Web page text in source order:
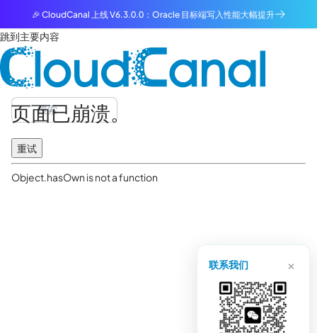
🎉 CloudCanal 上线 V6.3.0.0：Oracle 目标端写入性能大幅提升
跳到主要内容
页面已崩溃。
重试
Object.hasOwn is not a function
联系我们 ×